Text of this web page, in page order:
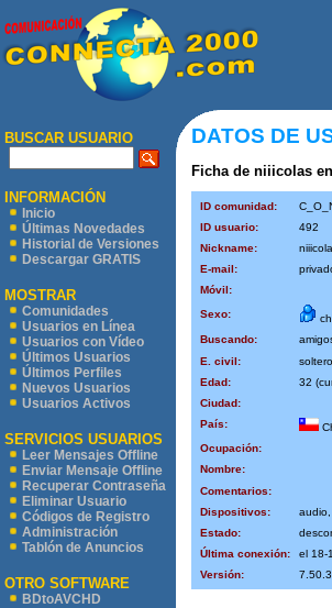
BUSCAR USUARIO
INFORMACIÓN
Inicio
Últimas Novedades
Historial de Versiones
Descargar GRATIS
MOSTRAR
Comunidades
Usuarios en Línea
Usuarios con Vídeo
Últimos Usuarios
Últimos Perfiles
Nuevos Usuarios
Usuarios Activos
SERVICIOS USUARIOS
Leer Mensajes Offline
Enviar Mensaje Offline
Recuperar Contraseña
Eliminar Usuario
Códigos de Registro
Administración
Tablón de Anuncios
OTRO SOFTWARE
BDtoAVCHD
DATOS DE
Ficha de niiicolas
ID comunidad:
ID usuario:
492
Nickname:
E-mail:
Móvil:
Sexo:
Buscando:
E. civil:
soltero
Edad:
32
Ciudad:
País:
Ocupación:
Nombre:
Comentarios:
Dispositivos:
Estado:
Última conexión:
el 18-
Versión:
7.50.3